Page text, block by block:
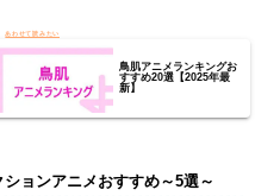
鳥肌アニメランキングお
すすめ20選【2025年最
新】
ョンアニメおすすめ～5選～